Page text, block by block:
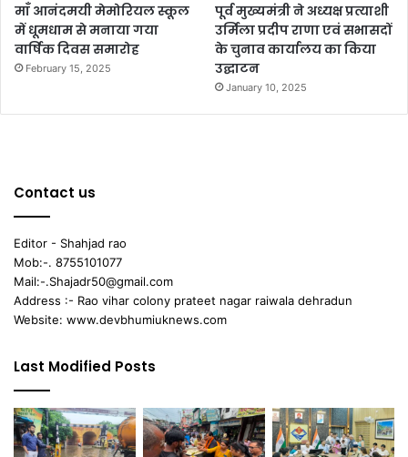
माँ आनंदमयी मेमोरियल स्कूल
में धूमधाम से मनाया गया
वार्षिक दिवस समारोह
February 15, 2025
पूर्व मुख्यमंत्री ने अध्यक्ष प्रत्याशी
उर्मिला प्रदीप राणा एवं सभासदों
के चुनाव कार्यालय का किया
उद्घाटन
January 10, 2025
Contact us
Editor - Shahjad rao
Mob:-. 8755101077
Mail:-.Shajadr50@gmail.com
Address :- Rao vihar colony prateet nagar raiwala dehradun
Website: www.devbhumiuknews.com
Last Modified Posts